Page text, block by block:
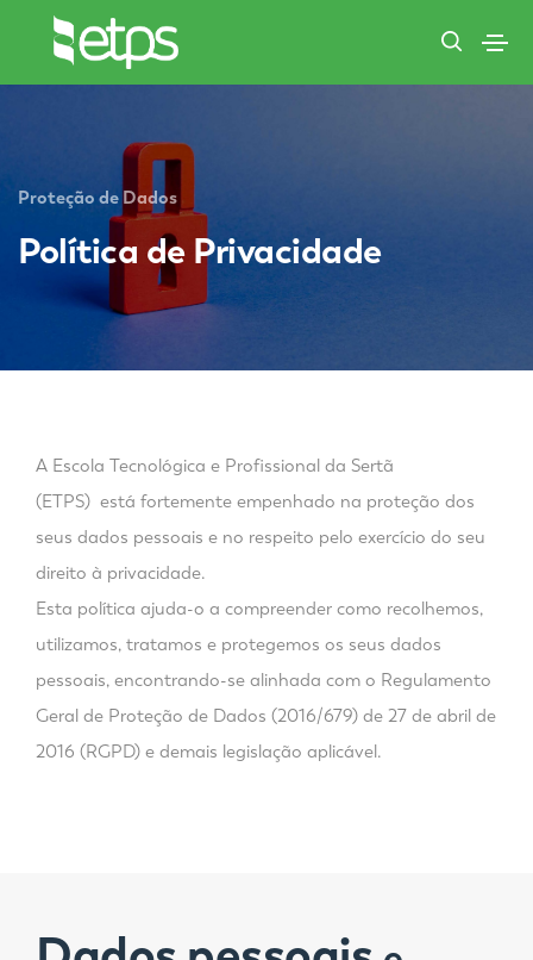
Proteção de Dados
Política de Privacidade
A Escola Tecnológica e Profissional da Sertã
(ETPS) está fortemente empenhado na proteção dos
seus dados pessoais e no respeito pelo exercício do seu
direito à privacidade.
Esta política ajuda-o a compreender como recolhemos,
utilizamos, tratamos e protegemos os seus dados
pessoais, encontrando-se alinhada com o Regulamento
Geral de Proteção de Dados (2016/679) de 27 de abril de
2016 (RGPD) e demais legislação aplicável.